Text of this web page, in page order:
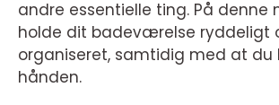
andre essentielle ting. På denne
holde dit badeværelse ryddeligt
organiseret, samtidig med at du
hånden.